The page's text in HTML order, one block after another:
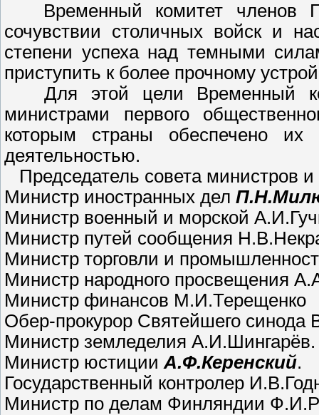
Временный комитет членов
сочувствии столичных войск и
степени успеха над темными
приступить к более прочному
Для этой цели Временный
министрами первого
которым страны обеспечено их
деятельностью.
Председатель совета министров
Министр иностранных дел
Министр военный и морской
Министр путей сообщения
Министр торговли и
Министр народного просвещения
Министр финансов М.И.Терещенко
Обер-прокурор Святейшего синода
Министр земледелия А.И.Шингарёв.
Министр юстиции А.Ф.Керенский.
Государственный контролер
Министр по делам Финляндии